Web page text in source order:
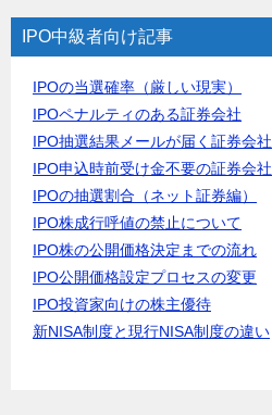
IPO中級者向け記事
IPOの当選確率（厳しい現実）
IPOペナルティのある証券会社
IPO抽選結果メールが届く証券会社
IPO申込時前受け金不要の証券会社
IPOの抽選割合（ネット証券編）
IPO株成行呼値の禁止について
IPO株の公開価格決定までの流れ
IPO公開価格設定プロセスの変更
IPO投資家向けの株主優待
新NISA制度と現行NISA制度の違い